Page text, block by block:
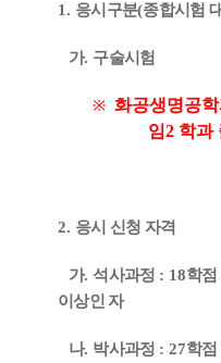
1. 응시구분(종합시험
가. 구술시험
※ 화공생명공
임2 학과
2. 응시 신청 자격
가. 석사과정 : 18학
이상인 자
나. 박사과정 : 27학